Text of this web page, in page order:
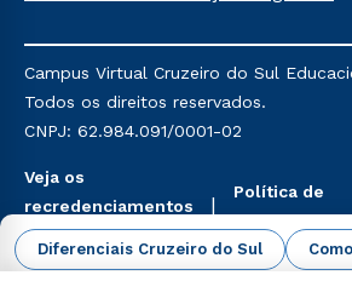
Diferenciais Cruzeiro do Sul
mencionadas são referentes aos
Religioso, Geografia para a
do Ensino de História: Questões
Campus Virtual Cruzeiro do Sul
Todos os direitos reservados.
CNPJ: 62.984.091/0001-02
Veja os
recredenciamentos
aqui
Política de
Privacidade